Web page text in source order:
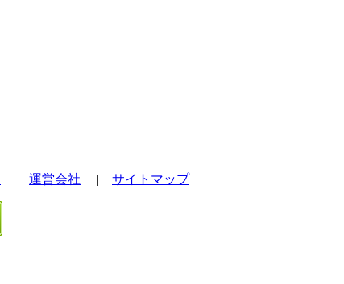
| 運営会社 | サイトマップ